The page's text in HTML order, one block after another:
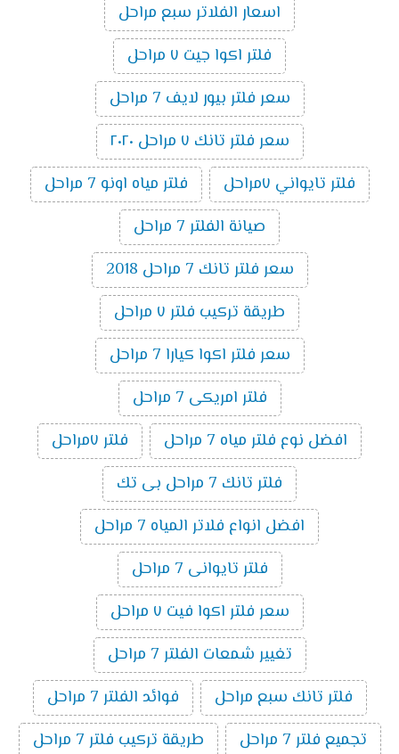
اسعار الفلاتر سبع مراحل
فلتر اكوا جيت ٧ مراحل
سعر فلتر بيور لايف 7 مراحل
سعر فلتر تانك ٧ مراحل ٢٠٢٠
فلتر تايواني ٧مراحل
فلتر مياه اونو 7 مراحل
صيانة الفلتر 7 مراحل
سعر فلتر تانك 7 مراحل 2018
طريقة تركيب فلتر ٧ مراحل
سعر فلتر اكوا كيارا 7 مراحل
فلتر امريكى 7 مراحل
افضل نوع فلتر مياه 7 مراحل
فلتر ٧مراحل
فلتر تانك 7 مراحل بى تك
افضل انواع فلاتر المياه 7 مراحل
فلتر تايوانى 7 مراحل
سعر فلتر اكوا فيت ٧ مراحل
تغيير شمعات الفلتر 7 مراحل
فلتر تانك سبع مراحل
فوائد الفلتر 7 مراحل
تجميع فلتر 7 مراحل
طريقة تركيب فلتر 7 مراحل